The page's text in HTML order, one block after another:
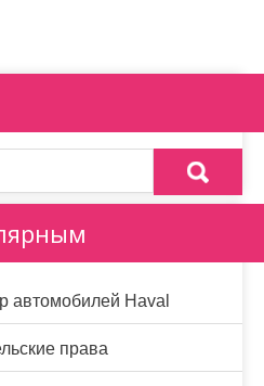
Haval
права